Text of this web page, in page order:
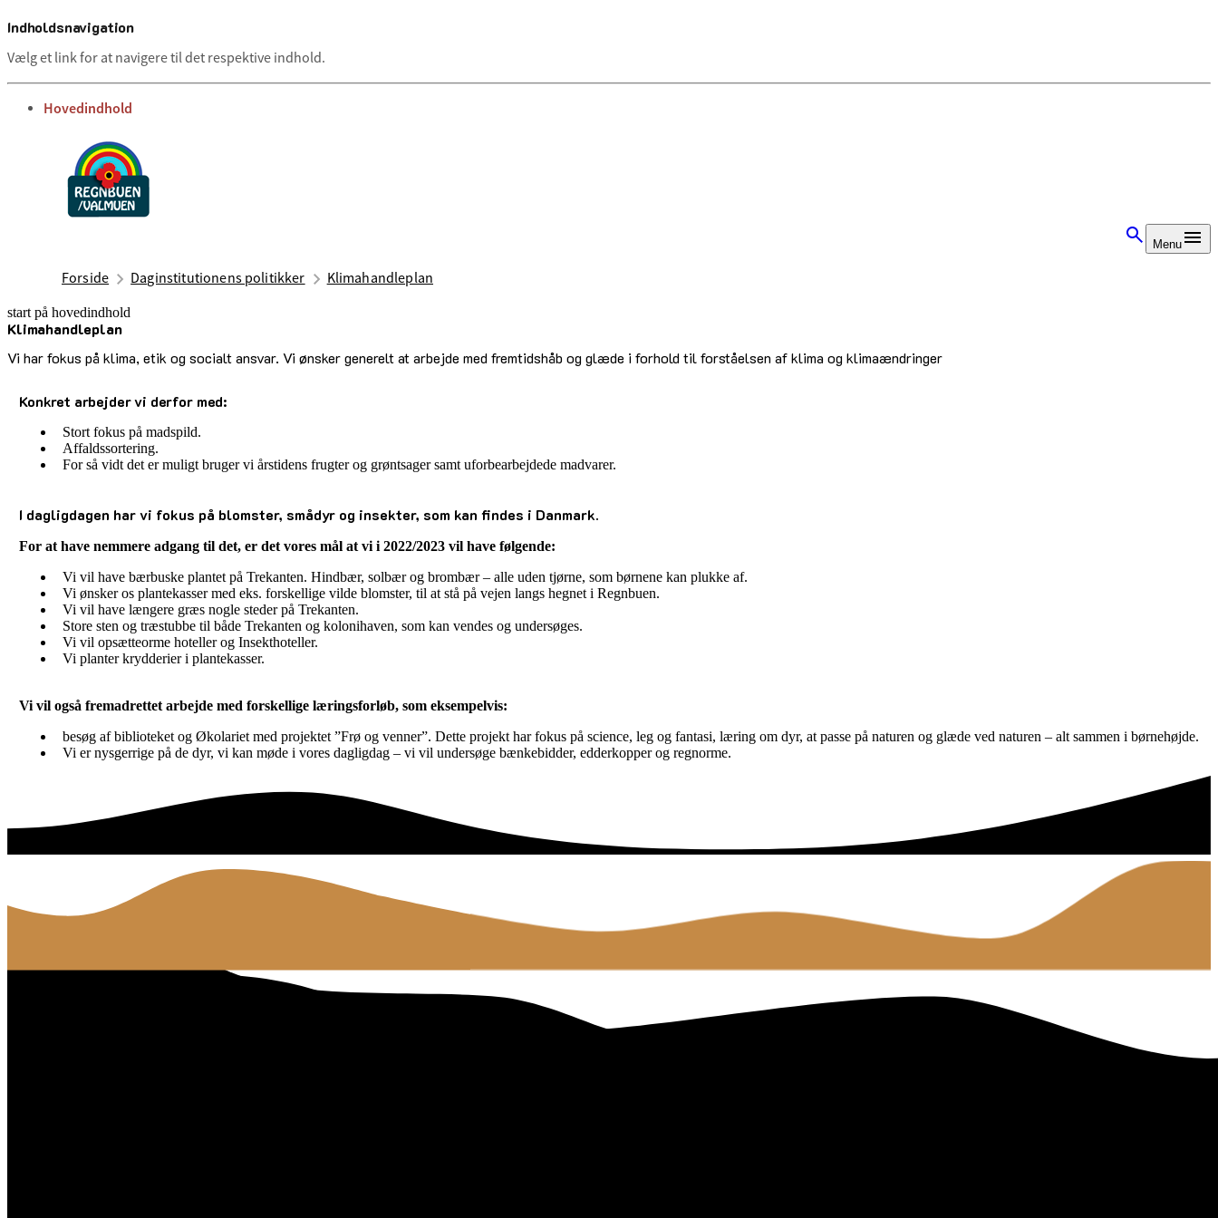
Indholdsnavigation
Vælg et link for at navigere til det respektive indhold.
gå til
Hovedindhold
Menu
Forside Daginstitutionens politikker Klimahandleplan
start på hovedindhold
Klimahandleplan
Vi har fokus på klima, etik og socialt ansvar. Vi ønsker generelt at arbejde med fremtidshåb og glæde i forhold til forståelsen af klima og klimaændringer
senest opdateret 13. august 2025
Konkret arbejder vi derfor med:
Stort fokus på madspild.
Affaldssortering.
For så vidt det er muligt bruger vi årstidens frugter og grøntsager samt uforbearbejdede madvarer.
I dagligdagen har vi fokus på blomster, smådyr og insekter, som kan findes i Danmark.
For at have nemmere adgang til det, er det vores mål at vi i 2022/2023 vil have følgende:
Vi vil have bærbuske plantet på Trekanten. Hindbær, solbær og brombær – alle uden tjørne, som børnene kan plukke af.
Vi ønsker os plantekasser med eks. forskellige vilde blomster, til at stå på vejen langs hegnet i Regnbuen.
Vi vil have længere græs nogle steder på Trekanten.
Store sten og træstubbe til både Trekanten og kolonihaven, som kan vendes og undersøges.
Vi vil opsætteorme hoteller og Insekthoteller.
Vi planter krydderier i plantekasser.
Vi vil også fremadrettet arbejde med forskellige læringsforløb, som eksempelvis:
besøg af biblioteket og Økolariet med projektet ”Frø og venner”. Dette projekt har fokus på science, leg og fantasi, læring om dyr, at passe på naturen og glæde ved naturen – alt sammen i børnehøjde.
Vi er nysgerrige på de dyr, vi kan møde i vores dagligdag – vi vil undersøge bænkebidder, edderkopper og regnorme.